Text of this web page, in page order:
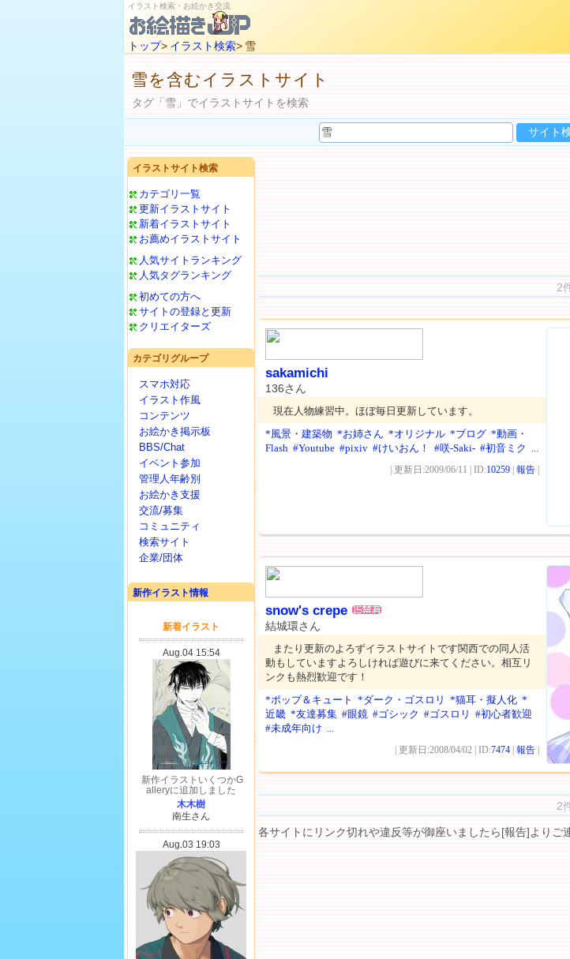
イラスト検索・お絵かき交流
トップ> イラスト検索> 雪
雪を含むイラストサイト
タグ「雪」でイラストサイトを検索
イラストサイト検索
カテゴリ一覧
更新イラストサイト
新着イラストサイト
お薦めイラストサイト
人気サイトランキング
人気タグランキング
初めての方へ
サイトの登録と更新
クリエイターズ
カテゴリグループ
スマホ対応
イラスト作風
コンテンツ
お絵かき掲示板
BBS/Chat
イベント参加
管理人年齢別
お絵かき支援
交流/募集
コミュニティ
検索サイト
企業/団体
新作イラスト情報
2
sakamichi
136さん
現在人物練習中。ほぼ毎日更新しています。
*風景・建築物 *お姉さん *オリジナル *ブログ *動画・
Flash #Youtube #pixiv #けいおん！ #咲-Saki- #初音ミク ...
| 更新日:2009/06/11 | ID:10259 報告
snow's crepe
結城環さん
またり更新のよろずイラストサイトです関西での同人活
動もしていますよろしければ遊びに来てください。相互リ
ンクも熱烈歓迎です！
*ポップ＆キュート *ダーク・ゴスロリ *猫耳・擬人化 *
近畿 *友達募集 #眼鏡 #ゴシック #ゴスロリ #初心者歓迎
#未成年向け ...
| 更新日:2008/04/02 | ID:7474 報告
2
各サイトにリンク切れや違反等が御座いましたら[報告]よりご